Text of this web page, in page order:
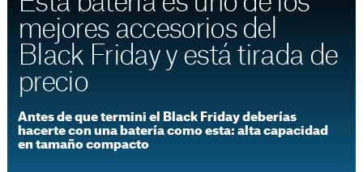
mejores accesorios del
Black Friday y está tirada de
precio
Antes de que termini el Black Friday deberías
hacerte con una batería como esta: alta capacidad
en tamaño compacto